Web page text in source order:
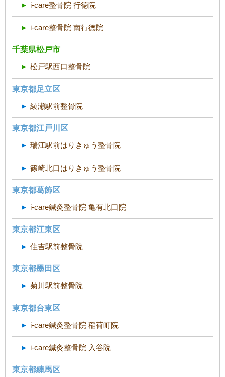
i-care整骨院 行徳院
i-care整骨院 南行徳院
千葉県松戸市
松戸駅西口整骨院
東京都足立区
綾瀬駅前整骨院
東京都江戸川区
瑞江駅前はりきゅう整骨院
篠崎北口はりきゅう整骨院
東京都葛飾区
i-care鍼灸整骨院 亀有北口院
東京都江東区
住吉駅前整骨院
東京都墨田区
菊川駅前整骨院
東京都台東区
i-care鍼灸整骨院 稲荷町院
i-care鍼灸整骨院 入谷院
東京都練馬区